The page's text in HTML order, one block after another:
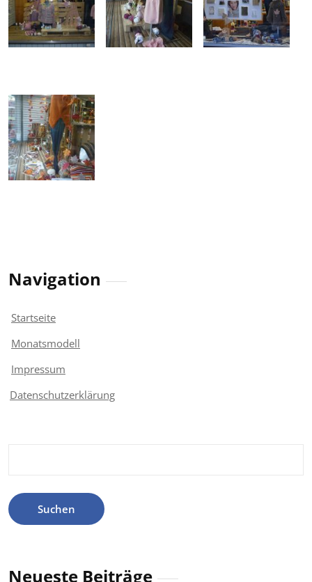
Navigation
Startseite
Monatsmodell
Impressum
Datenschutzerklärung
Neueste Beiträge